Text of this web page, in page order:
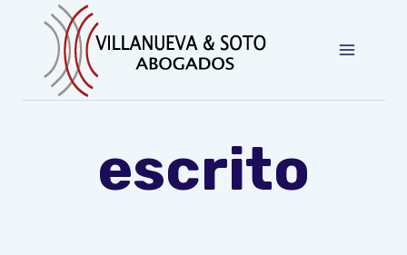
contenido
escrito